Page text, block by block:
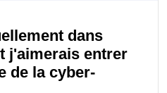
dans
j'aimerais entrer
de la cyber-